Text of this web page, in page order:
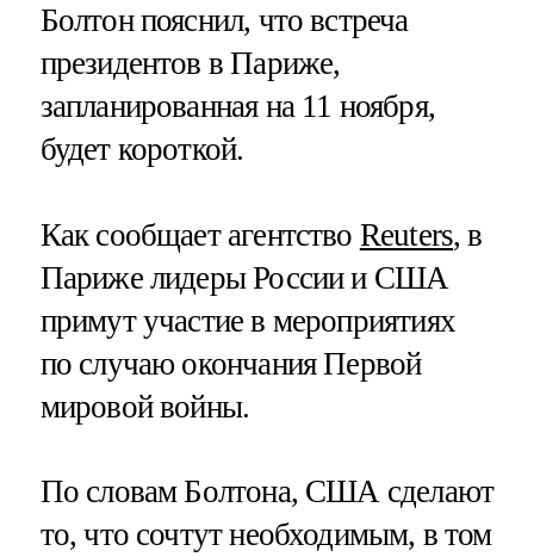
Болтон пояснил, что встреча
президентов в Париже,
запланированная на 11 ноября,
будет короткой.
Как сообщает агентство Reuters, в
Париже лидеры России и США
примут участие в мероприятиях
по случаю окончания Первой
мировой войны.
По словам Болтона, США сделают
то, что сочтут необходимым, в том